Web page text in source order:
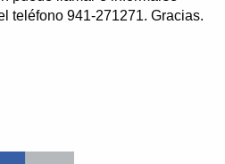
teléfono 941-271271. Gracias.